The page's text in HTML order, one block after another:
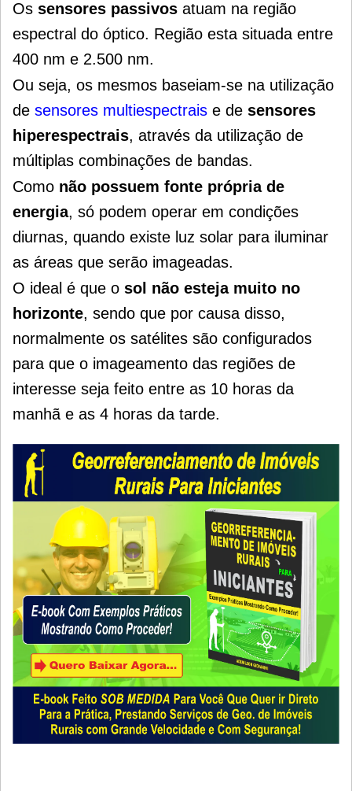
Os sensores passivos atuam na região
espectral do óptico. Região esta situada entre
400 nm e 2.500 nm.
Ou seja, os mesmos baseiam-se na utilização
de sensores multiespectrais e de sensores
hiperespectrais, através da utilização de
múltiplas combinações de bandas.
Como não possuem fonte própria de
energia, só podem operar em condições
diurnas, quando existe luz solar para iluminar
as áreas que serão imageadas.
O ideal é que o sol não esteja muito no
horizonte, sendo que por causa disso,
normalmente os satélites são configurados
para que o imageamento das regiões de
interesse seja feito entre as 10 horas da
manhã e as 4 horas da tarde.